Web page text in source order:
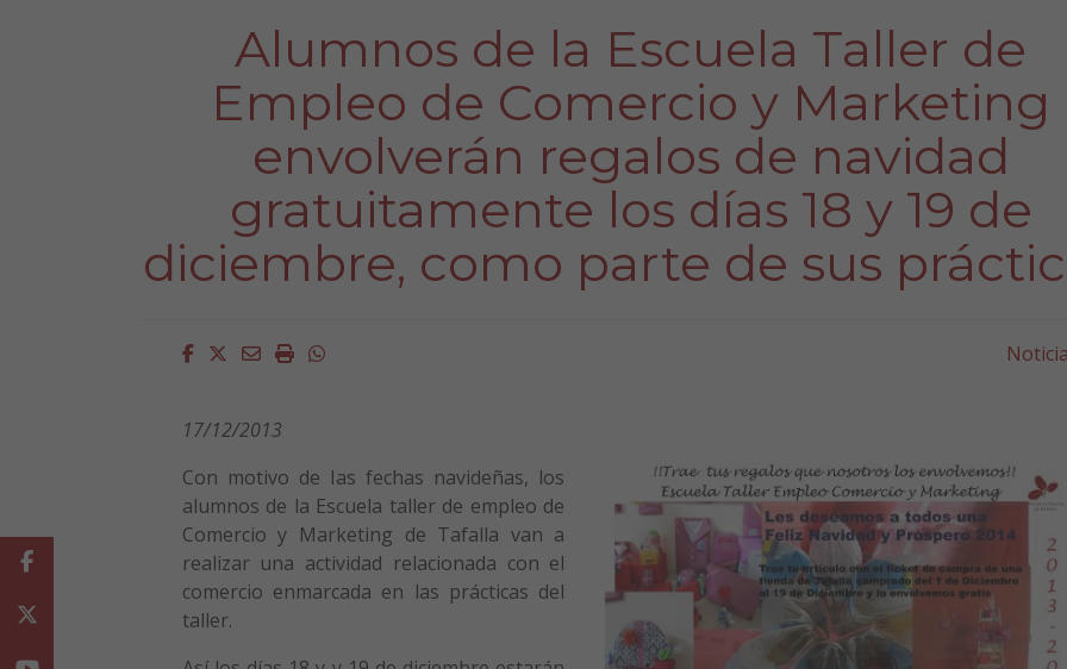
Alumnos de la Escuela Taller de
Empleo de Comercio y Marketing
envolverán regalos de navidad
gratuitamente los días 18 y 19 de
diciembre, como parte de sus
Facebook
Twitter
EmailImprimirWhatsapp
17/12/2013
Con motivo de las fechas navideñas, los
alumnos de la Escuela taller de empleo de
Comercio y Marketing de Tafalla van a
realizar una actividad relacionada con el
comercio enmarcada en las prácticas del
taller.
Facebook